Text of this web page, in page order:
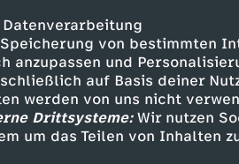
von bestimmten
anzupassen und
auf Basis deiner
werden von uns nicht
Drittsysteme:Wir nutzen
um das Teilen von Inhalten
entdecken